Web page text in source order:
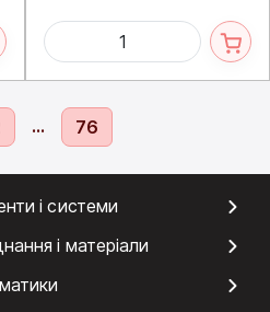
і системи
і матеріали
... 76